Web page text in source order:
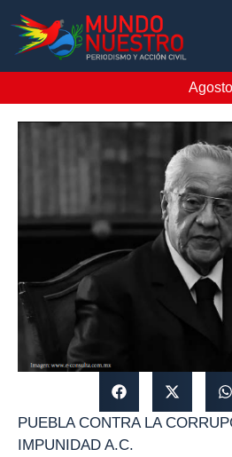
PUEBLA CONTRA LA
IMPUNIDAD A.C.